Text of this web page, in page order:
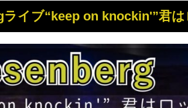
ライブ“keep on knockin'”君